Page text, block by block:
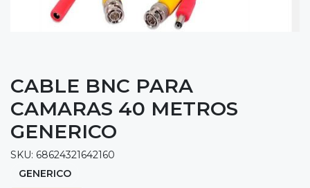
CABLE BNC PARA
CAMARAS 40 METROS
GENERICO
SKU: 68624321642160
GENERICO